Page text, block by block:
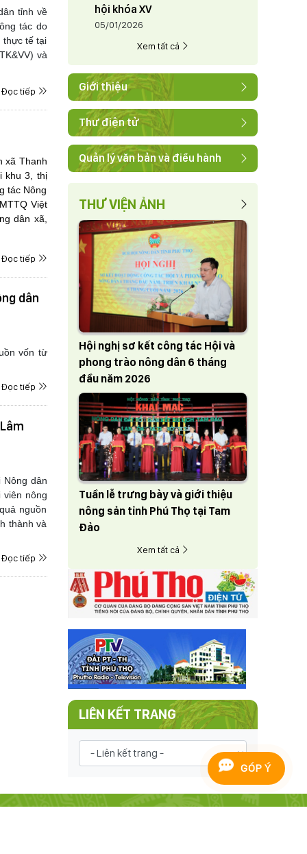
tỉnh về
tác do
thực tế tại
và
Đọc tiếp
xã Thanh
khu 3, thị
tác Nông
Việt
dân xã,
Đọc tiếp
dân
vốn từ
Đọc tiếp
dân
viên nông
nguồn
thành và
Đọc tiếp
hội khóa XV
05/01/2026
Xem tất cả
Giới thiệu
Thư điện tử
Quản lý văn bản và điều hành
THƯ VIỆN ẢNH
Hội nghị sơ kết công tác Hội và
phong trào nông dân 6 tháng
đầu năm 2026
Tuần lễ trưng bày và giới thiệu
nông sản tỉnh Phú Thọ tại Tam
Đảo
Xem tất cả
LIÊN KẾT TRANG
GÓP Ý